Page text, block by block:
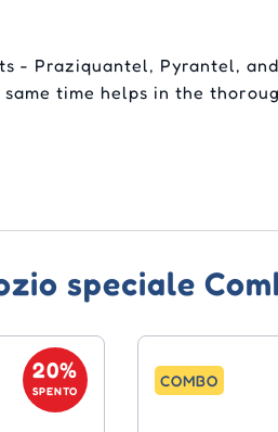
- Praziquantel, Pyrantel,
time helps in the
speciale
20%
SPENTO
COMBO